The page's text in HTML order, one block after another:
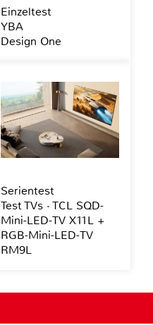
Einzeltest
YBA
Design One
Serientest
Test TVs · TCL SQD-
Mini-LED-TV X11L +
RGB-Mini-LED-TV
RM9L